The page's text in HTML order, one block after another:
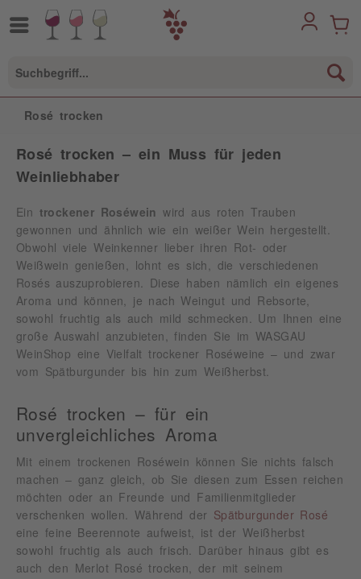
Rosé trocken
Rosé trocken – ein Muss für jeden
Weinliebhaber
Ein trockener Roséwein
wird aus roten Trauben
gewonnen und ähnlich wie ein weißer Wein hergestellt.
Obwohl viele Weinkenner lieber ihren Rot- oder
Weißwein genießen, lohnt es sich, die verschiedenen
Rosés auszuprobieren. Diese haben nämlich ein eigenes
Aroma und können, je nach Weingut und Rebsorte,
sowohl fruchtig als auch mild schmecken. Um Ihnen eine
große Auswahl anzubieten, finden Sie im WASGAU
WeinShop eine Vielfalt trockener Roséweine – und zwar
vom Spätburgunder bis hin zum Weißherbst.
Rosé trocken – für ein
unvergleichliches Aroma
Mit einem trockenen Roséwein können Sie nichts falsch
machen – ganz gleich, ob Sie diesen zum Essen reichen
möchten oder an Freunde und Familienmitglieder
verschenken wollen. Während der Spätburgunder Rosé
eine feine Beerennote aufweist, ist der Weißherbst
sowohl fruchtig als auch frisch. Darüber hinaus gibt es
auch den Merlot Rosé trocken, der mit seinem